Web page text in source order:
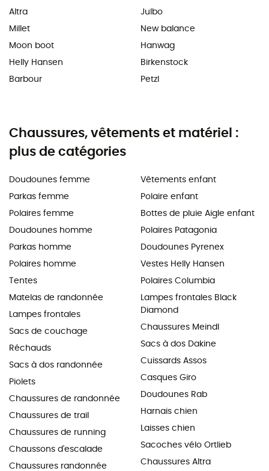
Altra
Millet
Moon boot
Helly Hansen
Barbour
Julbo
New balance
Hanwag
Birkenstock
Petzl
Chaussures, vêtements et matériel :
plus de catégories
Doudounes femme
Parkas femme
Polaires femme
Doudounes homme
Parkas homme
Polaires homme
Tentes
Matelas de randonnée
Lampes frontales
Sacs de couchage
Réchauds
Sacs à dos randonnée
Piolets
Chaussures de randonnée
Chaussures de trail
Chaussures de running
Chaussons d'escalade
Chaussures randonnée
Vêtements enfant
Polaire enfant
Bottes de pluie Aigle enfant
Polaires Patagonia
Doudounes Pyrenex
Vestes Helly Hansen
Polaires Columbia
Lampes frontales Black
Diamond
Chaussures Meindl
Sacs à dos Dakine
Cuissards Assos
Casques Giro
Doudounes Rab
Harnais chien
Laisses chien
Sacoches vélo Ortlieb
Chaussures Altra